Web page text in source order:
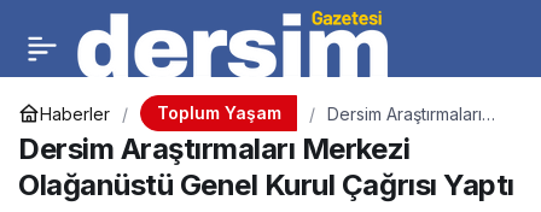
Haberler Toplum Yaşam
Dersim Araştırmaları
Merkezi Olağanüstü
Genel Kurul Çağrısı
Yaptı
Dersim Araştırmaları Merkezi
Olağanüstü Genel Kurul Çağrısı Yaptı